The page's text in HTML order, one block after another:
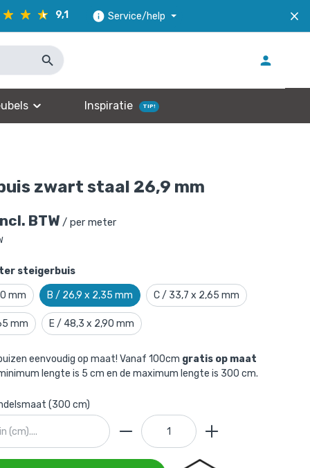
9,1 Service/help
Inspiratie TIP!
zwart staal 26,9 mm
BTW/ per meter
steigerbuis
mm B / 26,9 x 2,35 mm C / 33,7 x 2,65 mm
mm E / 48,3 x 2,90 mm
eenvoudig op maat! Vanaf 100cm gratis op maat
lengte is 5 cm en de maximum lengte is 300 cm.
(300 cm)